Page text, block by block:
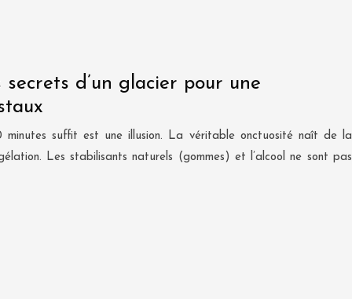
d’un glacier pour une
minutes suffit est une illusion. La véritable onctuosité naît de la
Les stabilisants naturels (gommes) et l’alcool ne sont pas